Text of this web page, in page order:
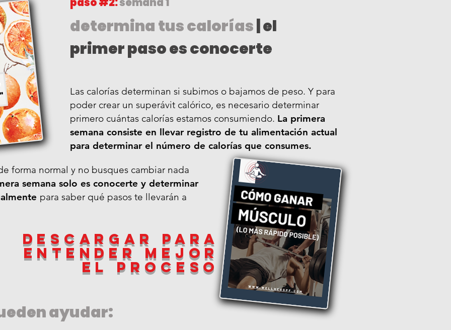
determina tus calorías | el
primer paso es conocerte
Las calorías determinan si subimos o bajamos de peso. Y para
poder crear un superávit calórico, es necesario determinar
primero cuántas calorías estamos consumiendo. La primera
semana consiste en llevar registro de tu alimentación actual
para determinar el número de calorías que consumes.
forma normal y no busques cambiar nada
semana solo es conocerte y determinar
para saber qué pasos te llevarán a
descargar para
entender mejor
el proceso
ayudar: